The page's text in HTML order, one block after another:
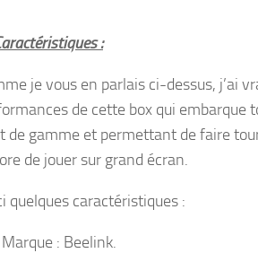
:
je vous en parlais ci-dessus, j’ai
de cette box qui embarque
de gamme et permettant de faire
de jouer sur grand écran.
quelques caractéristiques :
Marque : Beelink.